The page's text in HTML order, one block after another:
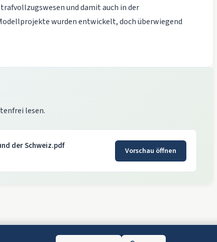
und damit auch in der
wurden entwickelt, doch überwiegend
lesen.
der Schweiz.pdf Vorschau öffnen